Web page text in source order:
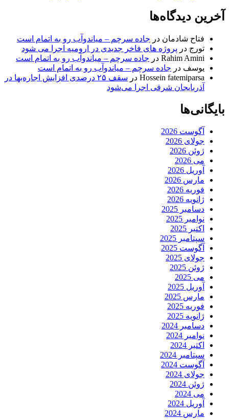
آخرین دیدگاه‌ها
فتاح شادمان در جاده سرچم – میاندوآب رو به اتمام است
تورج در پروژه های فاخر جدیدی در ارومیه اجرا می شود
Rahim Amini در جاده سرچم – میاندوآب رو به اتمام است
یوسف در جاده سرچم – میاندوآب رو به اتمام است
Hossein fatemiparsa در
سقف ۲۵ درصدی افزایش اجاره‌بها در
آذربایجان شرقی اجرا می‌شود
بایگانی‌ها
آگوست 2026
جولای 2026
ژوئن 2026
می 2026
آوریل 2026
مارس 2026
فوریه 2026
ژانویه 2026
دسامبر 2025
نوامبر 2025
اکتبر 2025
سپتامبر 2025
آگوست 2025
جولای 2025
ژوئن 2025
می 2025
آوریل 2025
مارس 2025
فوریه 2025
ژانویه 2025
دسامبر 2024
نوامبر 2024
اکتبر 2024
سپتامبر 2024
آگوست 2024
جولای 2024
ژوئن 2024
می 2024
آوریل 2024
مارس 2024